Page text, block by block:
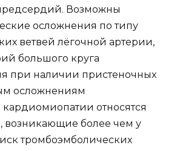
Возможны
осложнения по типу
ветвей лёгочной артерии,
большого круга
при наличии пристеночных
осложнениям
относятся
возникающие более чем у
тромбоэмболических